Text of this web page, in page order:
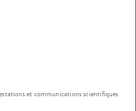
et communications scientifiques